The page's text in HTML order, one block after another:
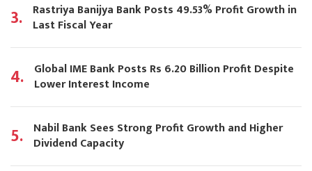
3. Rastriya Banijya Bank Posts 49.53% Profit Growth in
Last Fiscal Year
4. Global IME Bank Posts Rs 6.20 Billion Profit Despite
Lower Interest Income
5. Nabil Bank Sees Strong Profit Growth and Higher
Dividend Capacity